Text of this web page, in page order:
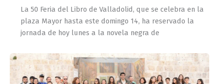
La 50 Feria del Libro de Valladolid, que se celebra en la
plaza Mayor hasta este domingo 14, ha reservado la
jornada de hoy lunes a la novela negra de